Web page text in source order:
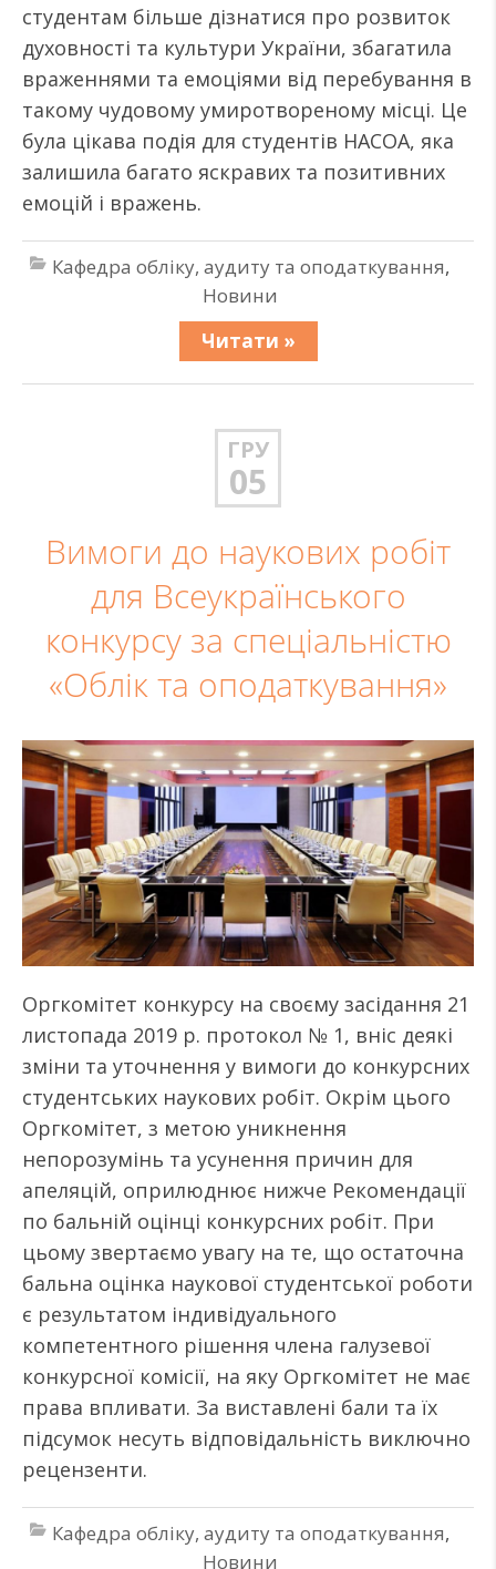
студентам більше дізнатися про розвиток
духовності та культури України, збагатила
враженнями та емоціями від перебування в
такому чудовому умиротвореному місці. Це
була цікава подія для студентів НАСОА, яка
залишила багато яскравих та позитивних
емоцій і вражень.
Кафедра обліку, аудиту та оподаткування,
Новини
Читати »
ГРУ
05
Вимоги до наукових робіт
для Всеукраїнського
конкурсу за спеціальністю
«Облік та оподаткування»
Оргкомітет конкурсу на своєму засідання 21
листопада 2019 р. протокол № 1, вніс деякі
зміни та уточнення у вимоги до конкурсних
студентських наукових робіт. Окрім цього
Оргкомітет, з метою уникнення
непорозумінь та усунення причин для
апеляцій, оприлюднює нижче Рекомендації
по бальній оцінці конкурсних робіт. При
цьому звертаємо увагу на те, що остаточна
бальна оцінка наукової студентської роботи
є результатом індивідуального
компетентного рішення члена галузевої
конкурсної комісії, на яку Оргкомітет не має
права впливати. За виставлені бали та їх
підсумок несуть відповідальність виключно
рецензенти.
Кафедра обліку, аудиту та оподаткування,
Новини